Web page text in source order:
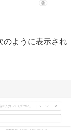
ように表示され